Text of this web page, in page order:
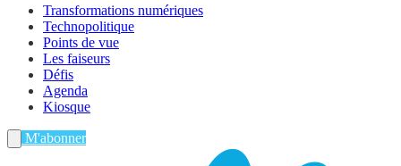
Transformations numériques
Technopolitique
Points de vue
Les faiseurs
Défis
Agenda
Kiosque
M'abonner